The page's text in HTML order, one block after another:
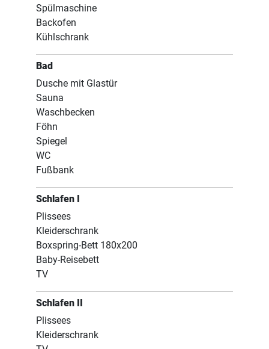
Spülmaschine
Backofen
Kühlschrank
Bad
Dusche mit Glastür
Sauna
Waschbecken
Föhn
Spiegel
WC
Fußbank
Schlafen I
Plissees
Kleiderschrank
Boxspring-Bett 180x200
Baby-Reisebett
TV
Schlafen II
Plissees
Kleiderschrank